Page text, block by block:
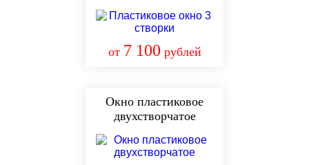
от 7 100 рублей
Окно пластиковое
двухстворчатое